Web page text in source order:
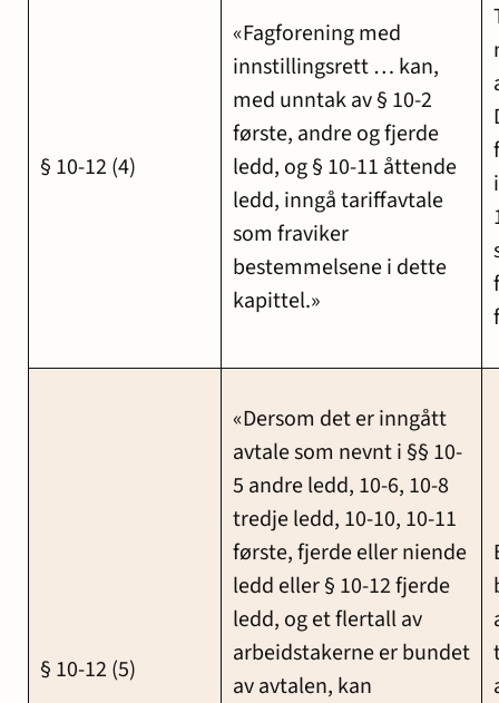
§ 10-12 (4)
«Fagforening med
innstillingsrett … kan,
med unntak av § 10-2
første, andre og fjerde
ledd, og § 10-11 åttende
ledd, inngå tariffavtale
som fraviker
bestemmelsene i dette
kapittel.»
§ 10-12 (5)
«Dersom det er inngått
avtale som nevnt i §§ 10-
5 andre ledd, 10-6, 10-8
tredje ledd, 10-10, 10-11
første, fjerde eller niende
ledd eller § 10-12 fjerde
ledd, og et flertall av
arbeidstakerne er bundet
av avtalen, kan